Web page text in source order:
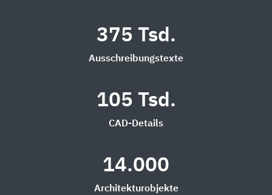
375 Tsd.
Ausschreibungstexte
105 Tsd.
CAD-Details
14.000
Architekturobjekte